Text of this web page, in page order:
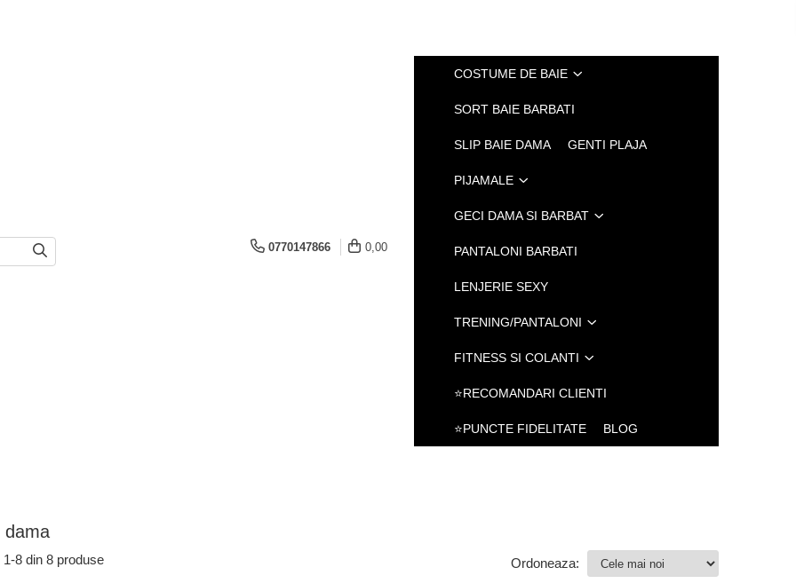
0770147866 0,00
COSTUME DE BAIE
SORT BAIE BARBATI
SLIP BAIE DAMA GENTI PLAJA
PIJAMALE
GECI DAMA SI BARBAT
PANTALONI BARBATI
LENJERIE SEXY
TRENING/PANTALONI
FITNESS SI COLANTI
⭐RECOMANDARI CLIENTI
⭐PUNCTE FIDELITATE BLOG
dama
1-8 din 8 produse Ordoneaza: